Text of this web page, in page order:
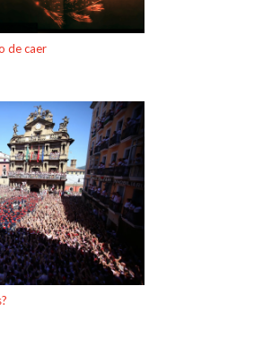
de caer